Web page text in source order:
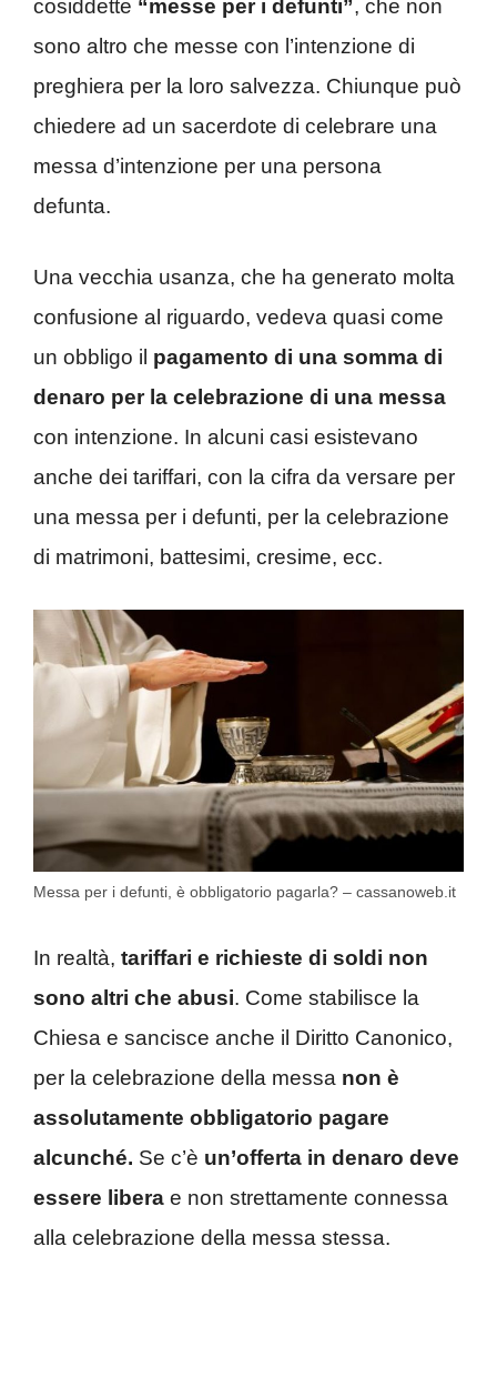
cosiddette “messe per i defunti”, che non
sono altro che messe con l’intenzione di
preghiera per la loro salvezza. Chiunque può
chiedere ad un sacerdote di celebrare una
messa d’intenzione per una persona
defunta.
Una vecchia usanza, che ha generato molta
confusione al riguardo, vedeva quasi come
un obbligo il pagamento di una somma di
denaro per la celebrazione di una messa
con intenzione. In alcuni casi esistevano
anche dei tariffari, con la cifra da versare per
una messa per i defunti, per la celebrazione
di matrimoni, battesimi, cresime, ecc.
Messa per i defunti, è obbligatorio pagarla? – cassanoweb.it
In realtà, tariffari e richieste di soldi non
sono altri che abusi. Come stabilisce la
Chiesa e sancisce anche il Diritto Canonico,
per la celebrazione della messa non è
assolutamente obbligatorio pagare
alcunché. Se c’è un’offerta in denaro deve
essere libera e non strettamente connessa
alla celebrazione della messa stessa.